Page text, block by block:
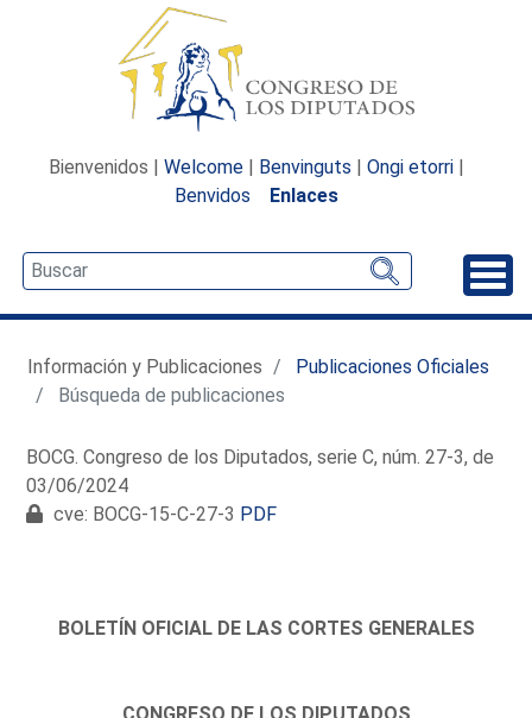
Bienvenidos | Welcome | Benvinguts | Ongi etorri |
Benvidos
Enlaces
Información y Publicaciones
Publicaciones Oficiales
Búsqueda de publicaciones
BOCG. Congreso de los Diputados, serie C, núm. 27-3, de
03/06/2024
cve: BOCG-15-C-27-3 PDF
BOLETÍN OFICIAL DE LAS CORTES GENERALES
CONGRESO DE LOS DIPUTADOS